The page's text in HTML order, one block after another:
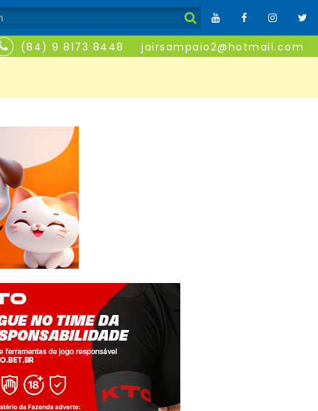
(84) 9 8173 8448 jairsampaio2@hotmail.com